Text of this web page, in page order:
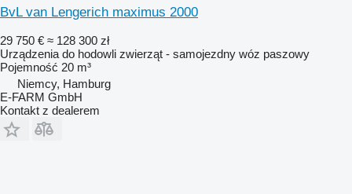
BvL van Lengerich maximus 2000
29 750 € ≈ 128 300 zł
Urządzenia do hodowli zwierząt - samojezdny wóz paszowy
Pojemność 20 m³
Niemcy, Hamburg
E-FARM GmbH
Kontakt z dealerem